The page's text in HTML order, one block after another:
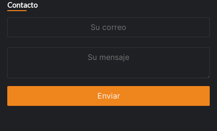
Contacto